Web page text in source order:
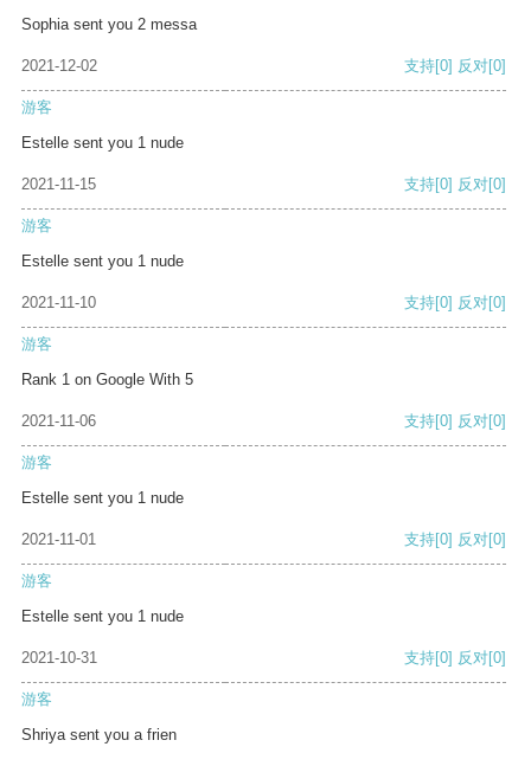
Sophia sent you 2 messa
2021-12-02 支持[0] 反对[0]
游客
Estelle sent you 1 nude
2021-11-15 支持[0] 反对[0]
游客
Estelle sent you 1 nude
2021-11-10 支持[0] 反对[0]
游客
Rank 1 on Google With 5
2021-11-06 支持[0] 反对[0]
游客
Estelle sent you 1 nude
2021-11-01 支持[0] 反对[0]
游客
Estelle sent you 1 nude
2021-10-31 支持[0] 反对[0]
游客
Shriya sent you a frien